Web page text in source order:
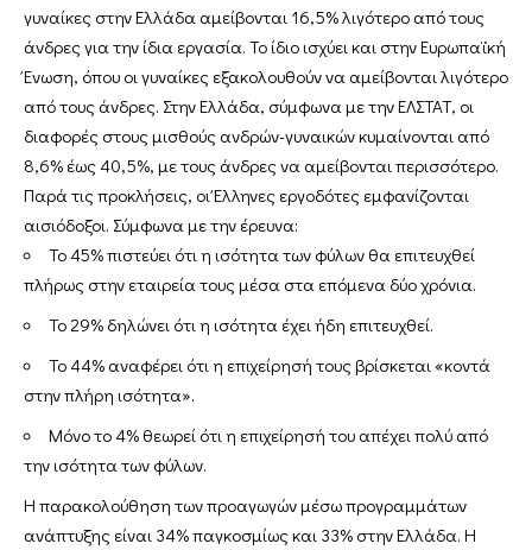
γυναίκες στην Ελλάδα αμείβονται 16,5% λιγότερο από τους
άνδρες για την ίδια εργασία. Το ίδιο ισχύει και στην Ευρωπαϊκή
Ένωση, όπου οι γυναίκες εξακολουθούν να αμείβονται λιγότερο
από τους άνδρες. Στην Ελλάδα, σύμφωνα με την ΕΛΣΤΑΤ, οι
διαφορές στους μισθούς ανδρών-γυναικών κυμαίνονται από
8,6% έως 40,5%, με τους άνδρες να αμείβονται περισσότερο.
Παρά τις προκλήσεις, οι Έλληνες εργοδότες εμφανίζονται
αισιόδοξοι. Σύμφωνα με την έρευνα:
Το 45% πιστεύει ότι η ισότητα των φύλων θα επιτευχθεί
πλήρως στην εταιρεία τους μέσα στα επόμενα δύο χρόνια.
Το 29% δηλώνει ότι η ισότητα έχει ήδη επιτευχθεί.
Το 44% αναφέρει ότι η επιχείρησή τους βρίσκεται «κοντά
στην πλήρη ισότητα».
Μόνο το 4% θεωρεί ότι η επιχείρησή του απέχει πολύ από
την ισότητα των φύλων.
Η παρακολούθηση των προαγωγών μέσω προγραμμάτων
ανάπτυξης είναι 34% παγκοσμίως και 33% στην Ελλάδα. Η